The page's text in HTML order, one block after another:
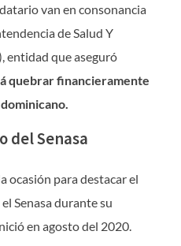
van en consonancia
de Salud Y
entidad que aseguró
quebrar financieramente
del Senasa
ocasión para destacar el
Senasa durante su
en agosto del 2020.